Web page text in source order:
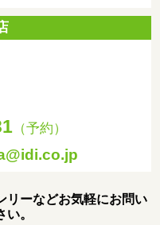
（予約）
リーなどお気軽にお問い
。